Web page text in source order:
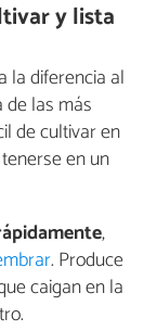
y lista
la diferencia al
las más
de cultivar en
en un
,
. Produce
caigan en la